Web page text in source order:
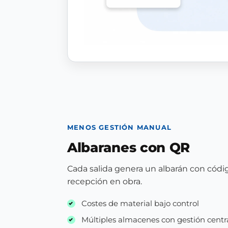
MENOS GESTIÓN MANUAL
Albaranes con QR
Cada salida genera un albarán con
recepción en obra.
Costes de material bajo control
Múltiples almacenes con gestión